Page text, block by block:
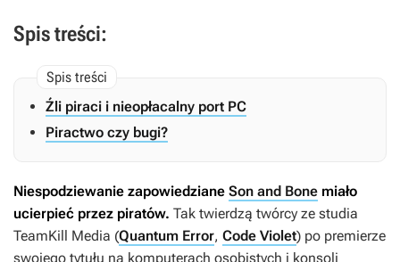
Spis treści:
Źli piraci i nieopłacalny port PC
Piractwo czy bugi?
Niespodziewanie zapowiedziane Son and Bone miało
ucierpieć przez piratów. Tak twierdzą twórcy ze studia
TeamKill Media (Quantum Error, Code Violet) po premierze
swojego tytułu na komputerach osobistych i konsoli